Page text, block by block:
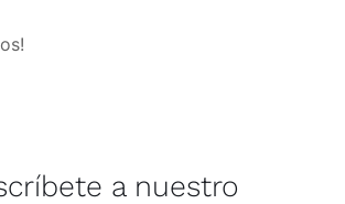
a nuestro